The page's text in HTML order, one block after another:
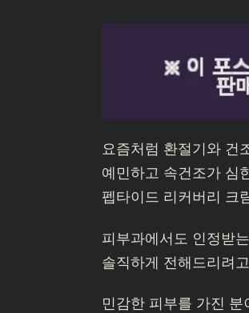
요즘처럼 환절기와 건
예민하고 속건조가 심
펩타이드 리커버리 크
피부과에서도 인정받
솔직하게 전해드리려
민감한 피부를 가진